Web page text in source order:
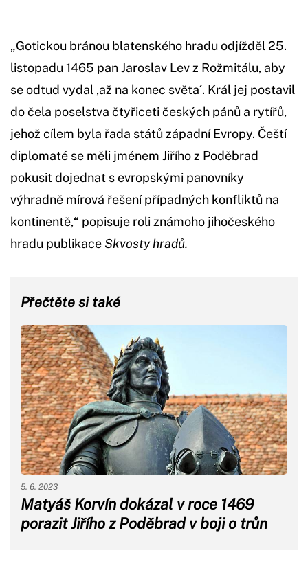
„Gotickou bránou blatenského hradu odjížděl 25.
listopadu 1465 pan Jaroslav Lev z Rožmitálu, aby
se odtud vydal ,až na konec světa´. Král jej postavil
do čela poselstva čtyřiceti českých pánů a rytířů,
jehož cílem byla řada států západní Evropy. Čeští
diplomaté se měli jménem Jiřího z Poděbrad
pokusit dojednat s evropskými panovníky
výhradně mírová řešení případných konfliktů na
kontinentě,“ popisuje roli známoho jihočeského
hradu publikace Skvosty hradů.
Přečtěte si také
Matyáš Korvín dokázal v roce 1469
porazit Jiřího z Poděbrad v boji o trůn
5. 6. 2023